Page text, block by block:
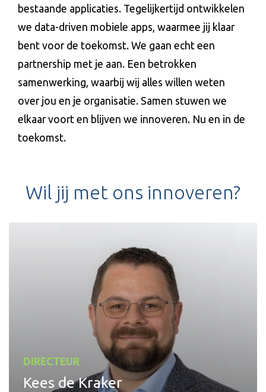
bestaande applicaties. Tegelijkertijd ontwikkelen
we data-driven mobiele apps, waarmee jij klaar
bent voor de toekomst. We gaan echt een
partnership met je aan. Een betrokken
samenwerking, waarbij wij alles willen weten
over jou en je organisatie. Samen stuwen we
elkaar voort en blijven we innoveren. Nu en in de
toekomst.
Wil jij met ons innoveren?
DIRECTEUR
Kees de Kraker